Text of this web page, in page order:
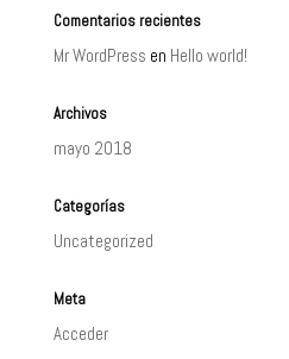
Comentarios recientes
Mr WordPress en Hello world!
Archivos
mayo 2018
Categorías
Uncategorized
Meta
Acceder